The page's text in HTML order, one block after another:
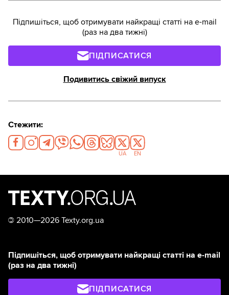
Підпишіться, щоб отримувати найкращі статті на e-mail
(раз на два тижні)
ПІДПИСАТИСЯ
Подивитись свіжий випуск
Стежити:
UA EN
© 2010—2026 Texty.org.ua
Підпишіться, щоб отримувати найкращі статті на e-mail
(раз на два тижні)
ПІДПИСАТИСЯ